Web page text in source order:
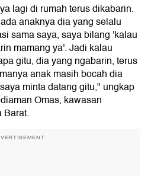
lagi di rumah terus dikabarin.
anaknya dia yang selalu
sama saya, saya bilang 'kalau
mamang ya'. Jadi kalau
gitu, dia yang ngabarin, terus
anak masih bocah dia
minta datang gitu," ungkap
Omas, kawasan
Barat.